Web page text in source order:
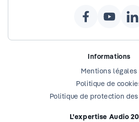
Informations
Mentions légales
Politique de
Politique de protection
L’expertise Audio